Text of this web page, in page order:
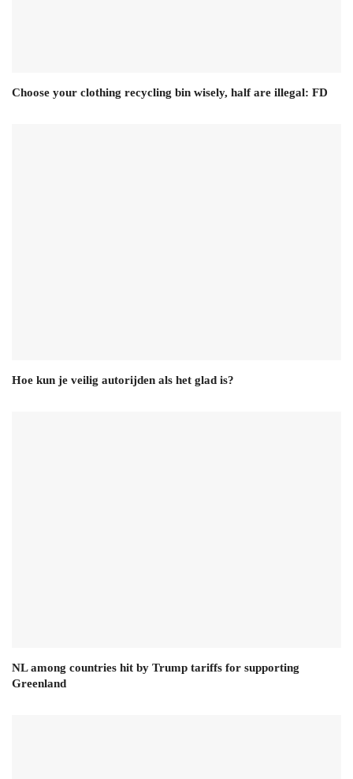
Choose your clothing recycling bin wisely, half are illegal: FD
Hoe kun je veilig autorijden als het glad is?
NL among countries hit by Trump tariffs for supporting
Greenland